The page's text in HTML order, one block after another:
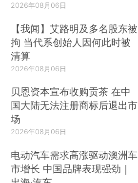
2026年08月06日
【我闻】艾路明及多名股东被
拘 当代系创始人因何此时被
清算
2026年08月06日
贝恩资本宣布收购贡茶 在中
国大陆无法注册商标后退出市
场
2026年08月06日
电动汽车需求高涨驱动澳洲车
市增长 中国品牌表现强劲｜